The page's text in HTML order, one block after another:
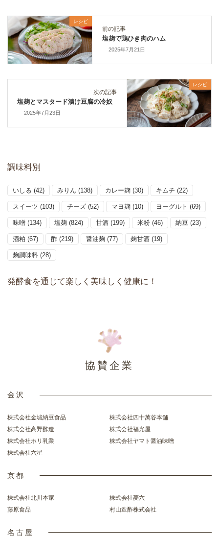
レシピ
前の記事
塩麹で鶏ひき肉のハム
2025年7月21日
レシピ
次の記事
塩麹とマスタード漬け豆腐の冷奴
2025年7月23日
調味料別
いしる (42) みりん (138) カレー麹 (30) キムチ (22)
スイーツ (103) チーズ (52) マヨ麹 (10) ヨーグルト (69)
味噌 (134) 塩麹 (824) 甘酒 (199) 米粉 (46) 納豆 (23)
酒粕 (67) 酢 (219) 醤油麹 (77) 麹甘酒 (19)
麹調味料 (28)
発酵食を通じて楽しく美味しく健康に！
協賛企業
金沢
株式会社金城納豆食品
株式会社四十萬谷本舗
株式会社高野酢造
株式会社福光屋
株式会社ホリ乳業
株式会社ヤマト醤油味噌
株式会社六星
京都
株式会社北川本家
株式会社菱六
藤原食品
村山造酢株式会社
名古屋